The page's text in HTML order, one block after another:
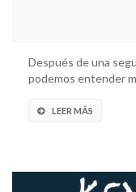
Después de una
podemos entender
LEER MÁS